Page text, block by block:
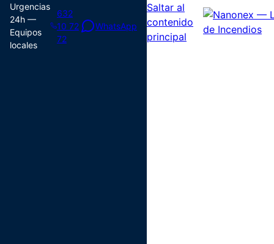
Urgencias
24h —
Equipos
locales
632
10 72
72
WhatsApp
Saltar al
contenido
principal